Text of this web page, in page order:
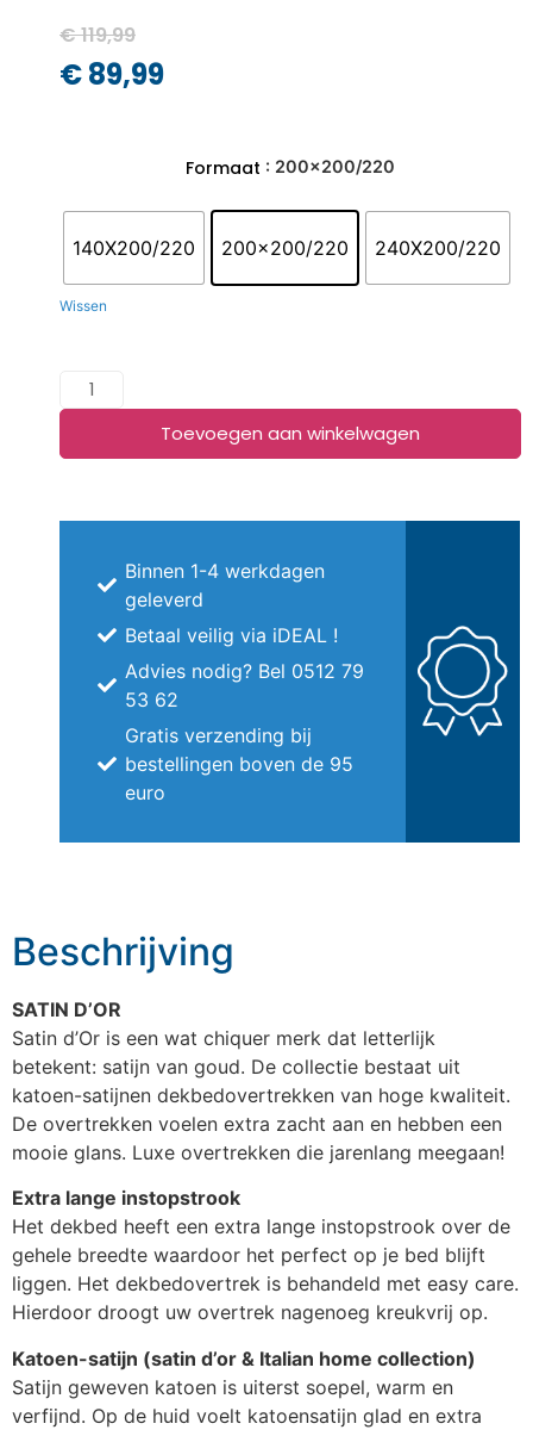
€119,99
€89,99
Formaat : 200x200/220
140X200/220 200x200/220 240X200/220
Wissen
Toevoegen aan winkelwagen
Binnen 1-4 werkdagen
geleverd
Betaal veilig via iDEAL !
Advies nodig? Bel 0512 79
53 62
Gratis verzending bij
bestellingen boven de 95
euro
Beschrijving
SATIN D’OR
Satin d’Or is een wat chiquer merk dat letterlijk
betekent: satijn van goud. De collectie bestaat uit
katoen-satijnen dekbedovertrekken van hoge kwaliteit.
De overtrekken voelen extra zacht aan en hebben een
mooie glans. Luxe overtrekken die jarenlang meegaan!
Extra lange instopstrook
Het dekbed heeft een extra lange instopstrook over de
gehele breedte waardoor het perfect op je bed blijft
liggen. Het dekbedovertrek is behandeld met easy care.
Hierdoor droogt uw overtrek nagenoeg kreukvrij op.
Katoen-satijn (satin d’or & Italian home collection)
Satijn geweven katoen is uiterst soepel, warm en
verfijnd. Op de huid voelt katoensatijn glad en extra